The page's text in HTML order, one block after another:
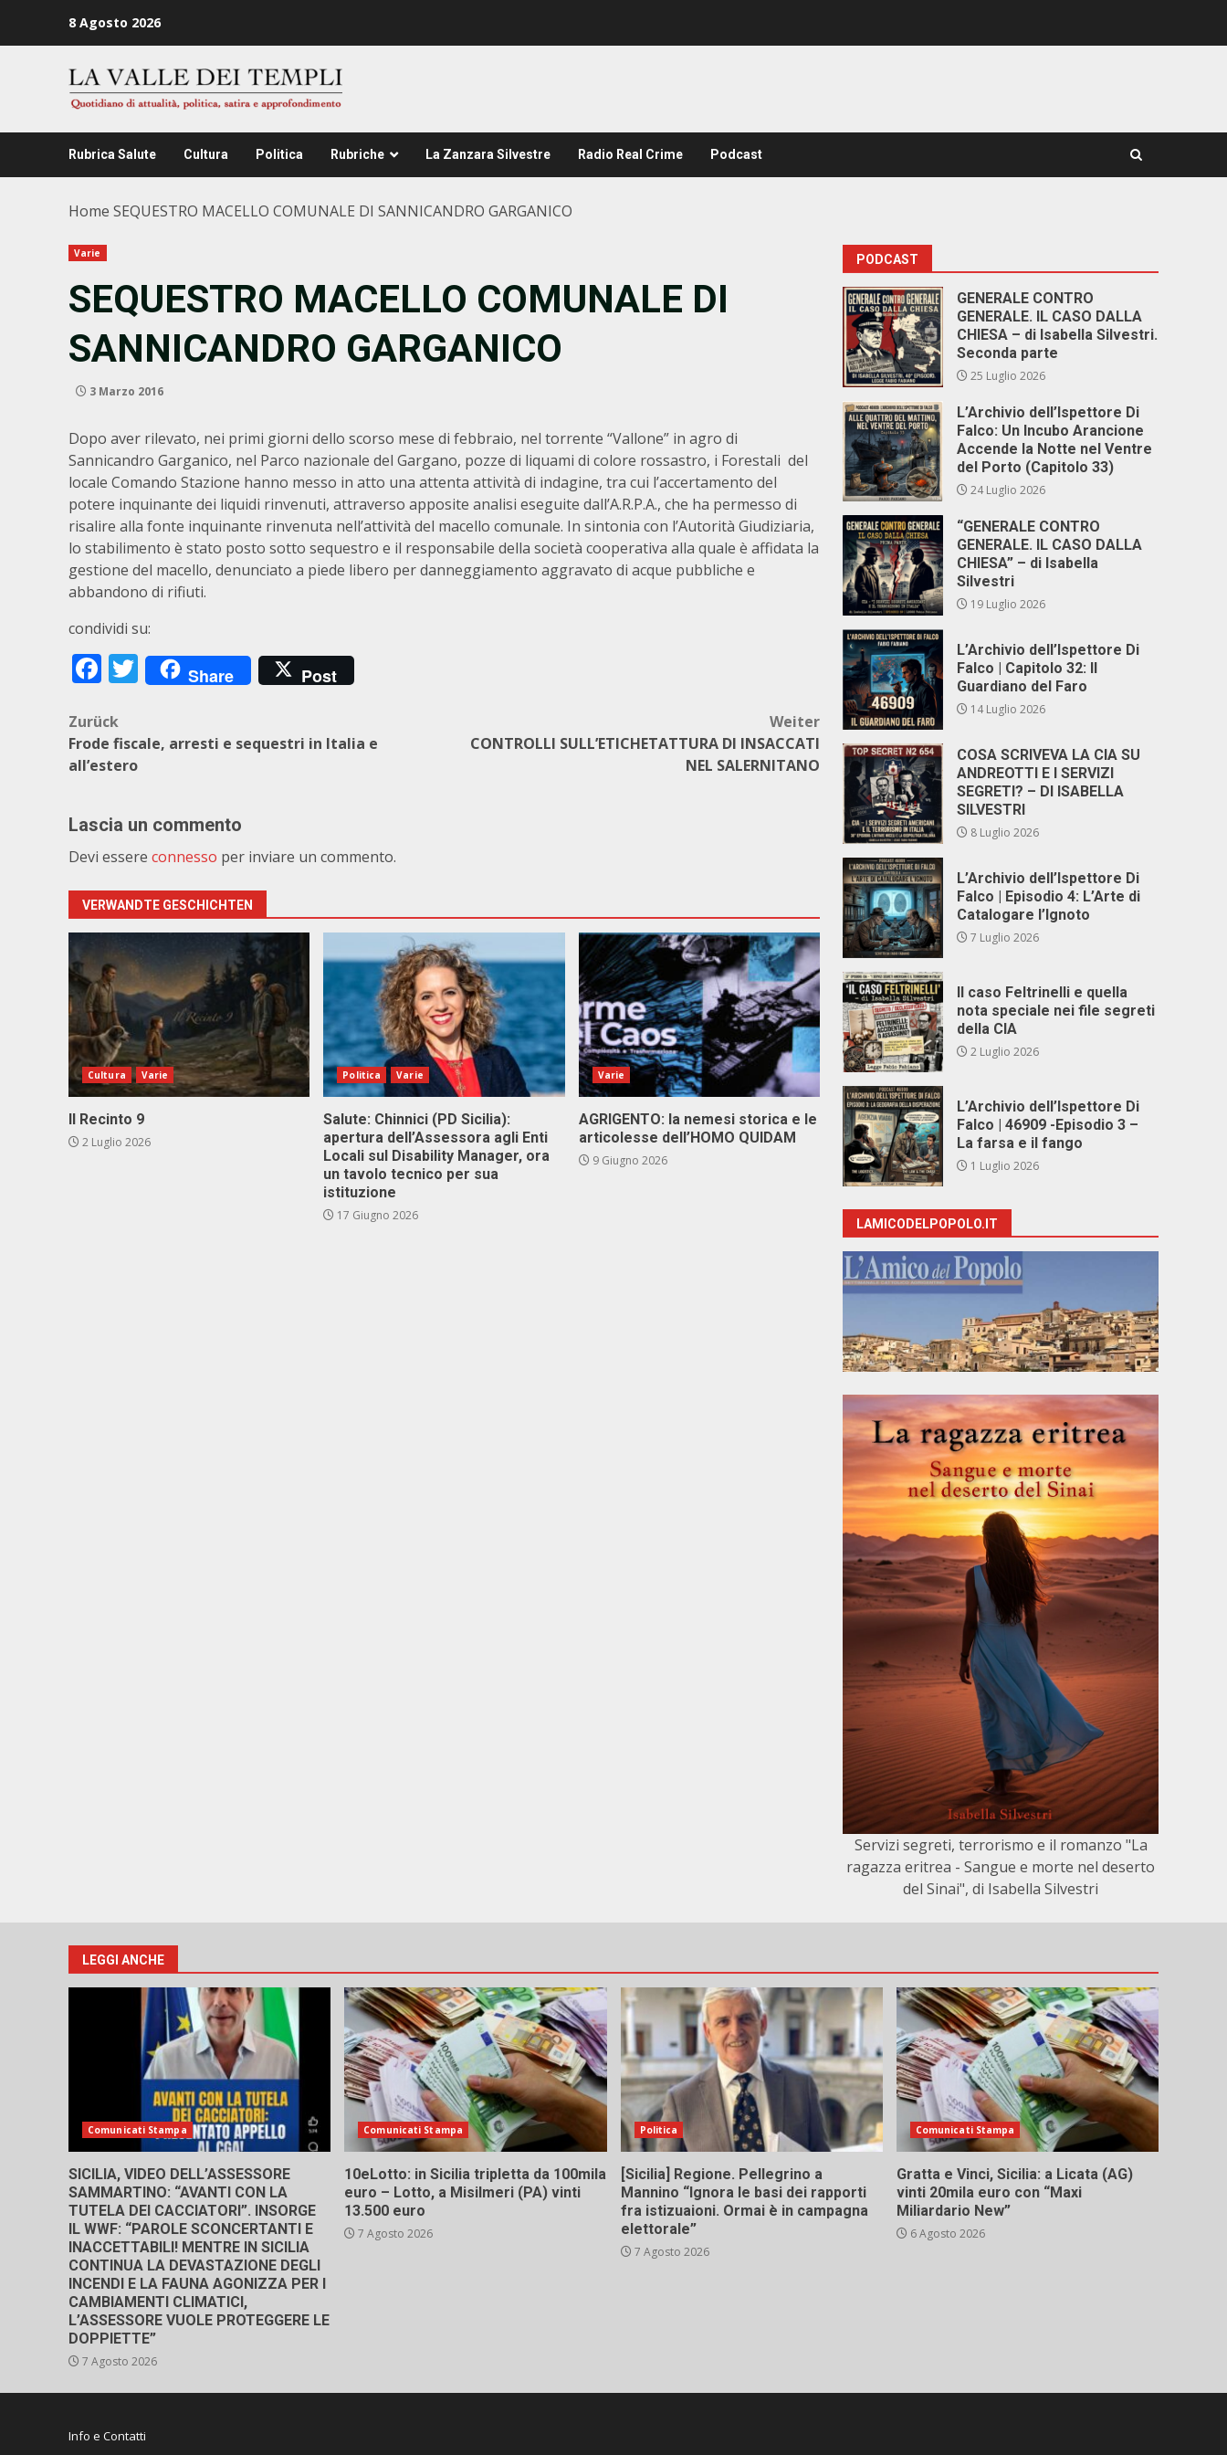
8 Agosto 2026
Rubrica Salute Cultura Politica Rubriche La Zanzara Silvestre Radio Real Crime Podcast
Home SEQUESTRO MACELLO COMUNALE DI SANNICANDRO GARGANICO
Varie
SEQUESTRO MACELLO COMUNALE DI
SANNICANDRO GARGANICO
3 Marzo 2016
Dopo aver rilevato, nei primi giorni dello scorso mese di febbraio, nel torrente “Vallone” in agro di
Sannicandro Garganico, nel Parco nazionale del Gargano, pozze di liquami di colore rossastro, i Forestali del
locale Comando Stazione hanno messo in atto una attenta attività di indagine, tra cui l’accertamento del
potere inquinante dei liquidi rinvenuti, attraverso apposite analisi eseguite dall’A.R.P.A., che ha permesso di
risalire alla fonte inquinante rinvenuta nell’attività del macello comunale. In sintonia con l’Autorità Giudiziaria,
lo stabilimento è stato posto sotto sequestro e il responsabile della società cooperativa alla quale è affidata la
gestione del macello, denunciato a piede libero per danneggiamento aggravato di acque pubbliche e
abbandono di rifiuti.
condividi su:
Facebook
Twitter
Share Post
Beitragsnavigation
Zurück
Frode fiscale, arresti e sequestri in Italia e
all’estero
Weiter
CONTROLLI SULL’ETICHETATTURA DI INSACCATI
NEL SALERNITANO
Lascia un commento
Devi essere connesso per inviare un commento.
VERWANDTE GESCHICHTEN
Cultura Varie
Il Recinto 9
2 Luglio 2026
Politica Varie
Salute: Chinnici (PD Sicilia):
apertura dell’Assessora agli Enti
Locali sul Disability Manager, ora
un tavolo tecnico per sua
istituzione
17 Giugno 2026
Varie
AGRIGENTO: la nemesi storica e le
articolesse dell’HOMO QUIDAM
9 Giugno 2026
PODCAST
GENERALE CONTRO
GENERALE. IL CASO DALLA
CHIESA – di Isabella Silvestri.
Seconda parte
25 Luglio 2026
L’Archivio dell’Ispettore Di
Falco: Un Incubo Arancione
Accende la Notte nel Ventre
del Porto (Capitolo 33)
24 Luglio 2026
“GENERALE CONTRO
GENERALE. IL CASO DALLA
CHIESA” – di Isabella
Silvestri
19 Luglio 2026
L’Archivio dell’Ispettore Di
Falco | Capitolo 32: Il
Guardiano del Faro
14 Luglio 2026
COSA SCRIVEVA LA CIA SU
ANDREOTTI E I SERVIZI
SEGRETI? – DI ISABELLA
SILVESTRI
8 Luglio 2026
L’Archivio dell’Ispettore Di
Falco | Episodio 4: L’Arte di
Catalogare l’Ignoto
7 Luglio 2026
Il caso Feltrinelli e quella
nota speciale nei file segreti
della CIA
2 Luglio 2026
L’Archivio dell’Ispettore Di
Falco | 46909 -Episodio 3 –
La farsa e il fango
1 Luglio 2026
LAMICODELPOPOLO.IT
Servizi segreti, terrorismo e il romanzo "La
ragazza eritrea - Sangue e morte nel deserto
del Sinai", di Isabella Silvestri
LEGGI ANCHE
Comunicati Stampa
SICILIA, VIDEO DELL’ASSESSORE
SAMMARTINO: “AVANTI CON LA
TUTELA DEI CACCIATORI”. INSORGE
IL WWF: “PAROLE SCONCERTANTI E
INACCETTABILI! MENTRE IN SICILIA
CONTINUA LA DEVASTAZIONE DEGLI
INCENDI E LA FAUNA AGONIZZA PER I
CAMBIAMENTI CLIMATICI,
L’ASSESSORE VUOLE PROTEGGERE LE
DOPPIETTE”
7 Agosto 2026
Comunicati Stampa
10eLotto: in Sicilia tripletta da 100mila
euro – Lotto, a Misilmeri (PA) vinti
13.500 euro
7 Agosto 2026
Politica
[Sicilia] Regione. Pellegrino a
Mannino “Ignora le basi dei rapporti
fra istizuaioni. Ormai è in campagna
elettorale”
7 Agosto 2026
Comunicati Stampa
Gratta e Vinci, Sicilia: a Licata (AG)
vinti 20mila euro con “Maxi
Miliardario New”
6 Agosto 2026
Info e Contatti